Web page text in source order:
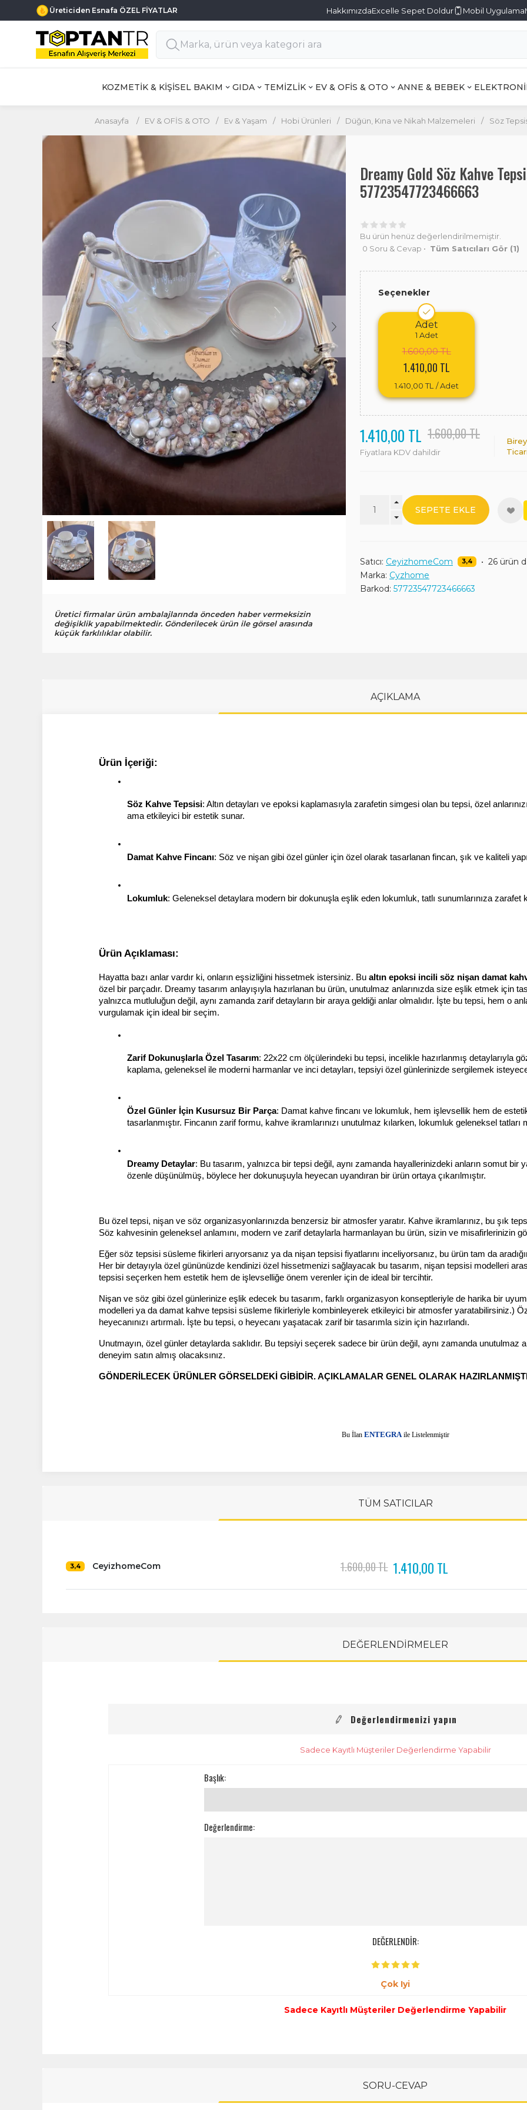
Üreticiden Esnafa ÖZEL FİYATLAR HakkımızdaExcelle Sepet Doldur Mobil Uygulama
KOZMETİK & KİŞİSEL BAKIM GIDA TEMİZLİK EV & OFİS & OTO ANNE & BEBEK
Anasayfa / EV & OFİS & OTO / Ev & Yaşam / Hobi Ürünleri / Düğün, Kına ve Nikah Malzemeleri / Söz
Üretici firmalar ürün ambalajlarında önceden haber vermeksizin
değişiklik yapabilmektedir. Gönderilecek ürün ile görsel arasında
küçük farklılıklar olabilir.
Dreamy Gold Söz Kahve
57723547723466663
Bu ürün henüz değerlendirilmemiştir.
0 Soru & Cevap • Tüm Satıcıları Gör (1)
Seçenekler
Adet
1 Adet
1.600,00 TL
1.410,00 TL
1.410,00 TL / Adet
1.410,00 TL 1.600,00 TL
Fiyatlara KDV dahildir
SEPETE EKLE
Satıcı: CeyizhomeCom 3,4 • 26 ürün
Marka: Cyzhome
Barkod: 57723547723466663
AÇIKLAMA
Ürün İçeriği:
Söz Kahve Tepsisi: Altın detayları ve epoksi kaplamasıyla zarafetin simgesi olan bu tepsi, özel
ama etkileyici bir estetik sunar.
Damat Kahve Fincanı: Söz ve nişan gibi özel günler için özel olarak tasarlanan fincan, şık ve kaliteli
Lokumluk: Geleneksel detaylara modern bir dokunuşla eşlik eden lokumluk, tatlı sunumlarınıza zarafet
Ürün Açıklaması:
Hayatta bazı anlar vardır ki, onların eşsizliğini hissetmek istersiniz. Bu altın epoksi incili söz nişan damat
özel bir parçadır. Dreamy tasarım anlayışıyla hazırlanan bu ürün, unutulmaz anlarınızda size eşlik etmek için
yalnızca mutluluğun değil, aynı zamanda zarif detayların bir araya geldiği anlar olmalıdır. İşte bu tepsi, hem o
vurgulamak için ideal bir seçim.
Zarif Dokunuşlarla Özel Tasarım: 22x22 cm ölçülerindeki bu tepsi, incelikle hazırlanmış detaylarıyla
kaplama, geleneksel ile moderni harmanlar ve inci detayları, tepsiyi özel günlerinizde sergilemek
Özel Günler İçin Kusursuz Bir Parça: Damat kahve fincanı ve lokumluk, hem işlevsellik hem de
tasarlanmıştır. Fincanın zarif formu, kahve ikramlarınızı unutulmaz kılarken, lokumluk geleneksel
Dreamy Detaylar: Bu tasarım, yalnızca bir tepsi değil, aynı zamanda hayallerinizdeki anların somut bir
özenle düşünülmüş, böylece her dokunuşuyla heyecan uyandıran bir ürün ortaya çıkarılmıştır.
Bu özel tepsi, nişan ve söz organizasyonlarınızda benzersiz bir atmosfer yaratır. Kahve ikramlarınız, bu şık
Söz kahvesinin geleneksel anlamını, modern ve zarif detaylarla harmanlayan bu ürün, sizin ve misafirlerinizin
Eğer söz tepsisi süsleme fikirleri arıyorsanız ya da nişan tepsisi fiyatlarını inceliyorsanız, bu ürün tam da
Her bir detayıyla özel gününüzde kendinizi özel hissetmenizi sağlayacak bu tasarım, nişan tepsisi modelleri
tepsisi seçerken hem estetik hem de işlevselliğe önem verenler için de ideal bir tercihtir.
Nişan ve söz gibi özel günlerinize eşlik edecek bu tasarım, farklı organizasyon konseptleriyle de harika bir
modelleri ya da damat kahve tepsisi süsleme fikirleriyle kombinleyerek etkileyici bir atmosfer yaratabilirsiniz.)
heyecanınızı artırmalı. İşte bu tepsi, o heyecanı yaşatacak zarif bir tasarımla sizin için hazırlandı.
Unutmayın, özel günler detaylarda saklıdır. Bu tepsiyi seçerek sadece bir ürün değil, aynı zamanda unutulmaz
deneyim satın almış olacaksınız.
GÖNDERİLECEK ÜRÜNLER GÖRSELDEKİ GİBİDİR. AÇIKLAMALAR GENEL OLARAK
Bu İlan ENTEGRAile Listelenmiştir
TÜM SATICILAR
3,4 CeyizhomeCom 1.600,00 TL 1.410,00 TL
DEĞERLENDİRMELER
Değerlendirmenizi yapın
Sadece Kayıtlı Müşteriler Değerlendirme Yapabilir
Başlık:
Değerlendirme:
DEĞERLENDİR:
Çok Iyi
Sadece Kayıtlı Müşteriler Değerlendirme Yapabilir
SORU-CEVAP